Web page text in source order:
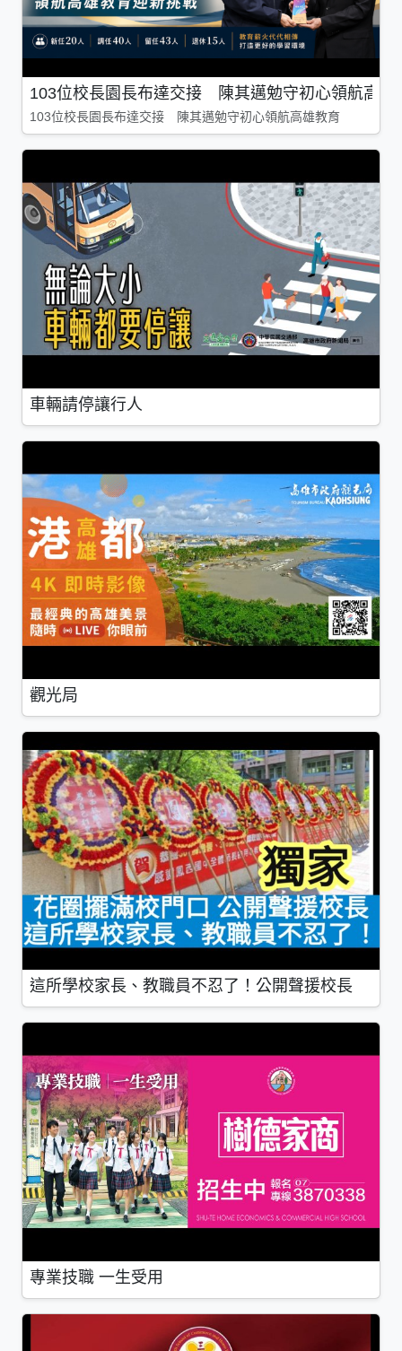
103位校長園長布達交接 陳其邁勉守初心領航高雄
103位校長園長布達交接 陳其邁勉守初心領航高雄教育
車輛請停讓行人
觀光局
這所學校家長、教職員不忍了！公開聲援校長
專業技職 一生受用